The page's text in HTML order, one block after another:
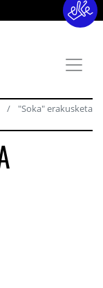
"Soka" erakusketa